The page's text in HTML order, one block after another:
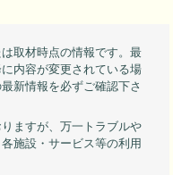
取材時点の情報です。最
内容が変更されている場
新情報を必ずご確認下さ
ますが、万一トラブルや
施設・サービス等の利用